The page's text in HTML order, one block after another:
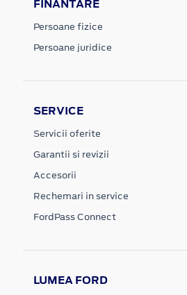
FINANTARE
Persoane fizice
Persoane juridice
SERVICE
Servicii oferite
Garantii si revizii
Accesorii
Rechemari in service
FordPass Connect
LUMEA FORD